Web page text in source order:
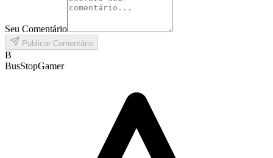
Seu Comentário
Publicar Comentário
B
BusStopGamer